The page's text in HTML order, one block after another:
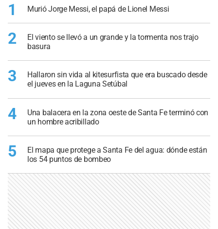
1 Murió Jorge Messi, el papá de Lionel Messi
2
El viento se llevó a un grande y la tormenta nos trajo
basura
3
Hallaron sin vida al kitesurfista que era buscado desde
el jueves en la Laguna Setúbal
4
Una balacera en la zona oeste de Santa Fe terminó con
un hombre acribillado
5
El mapa que protege a Santa Fe del agua: dónde están
los 54 puntos de bombeo